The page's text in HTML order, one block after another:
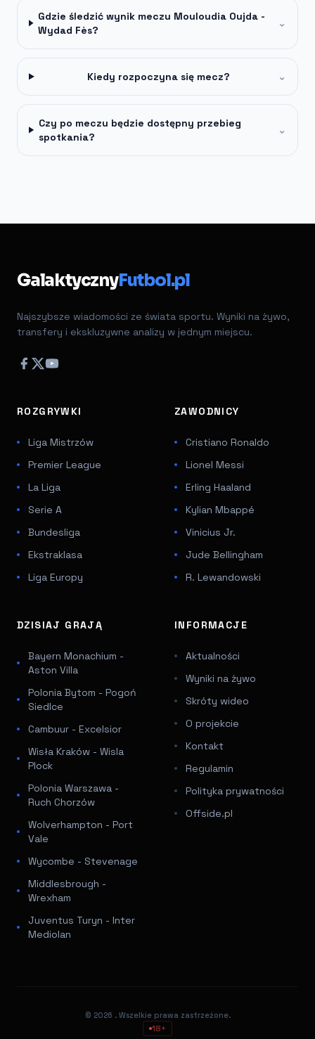
Gdzie śledzić wynik meczu Mouloudia Oujda -
Wydad Fès?
⌄
Kiedy rozpoczyna się mecz? ⌄
Czy po meczu będzie dostępny przebieg
spotkania?
⌄
GalaktycznyFutbol.pl
Najszybsze wiadomości ze świata sportu. Wyniki na żywo,
transfery i ekskluzywne analizy w jednym miejscu.
ROZGRYWKI
Liga Mistrzów
Premier League
La Liga
Serie A
Bundesliga
Ekstraklasa
Liga Europy
ZAWODNICY
Cristiano Ronaldo
Lionel Messi
Erling Haaland
Kylian Mbappé
Vinicius Jr.
Jude Bellingham
R. Lewandowski
DZISIAJ GRAJĄ
Bayern Monachium -
Aston Villa
Polonia Bytom - Pogoń
Siedlce
Cambuur - Excelsior
Wisła Kraków - Wisla
Plock
Polonia Warszawa -
Ruch Chorzów
Wolverhampton - Port
Vale
Wycombe - Stevenage
Middlesbrough -
Wrexham
Juventus Turyn - Inter
Mediolan
INFORMACJE
Aktualności
Wyniki na żywo
Skróty wideo
O projekcie
Kontakt
Regulamin
Polityka prywatności
Offside.pl
© 2026 . Wszelkie prawa zastrzeżone.
18+